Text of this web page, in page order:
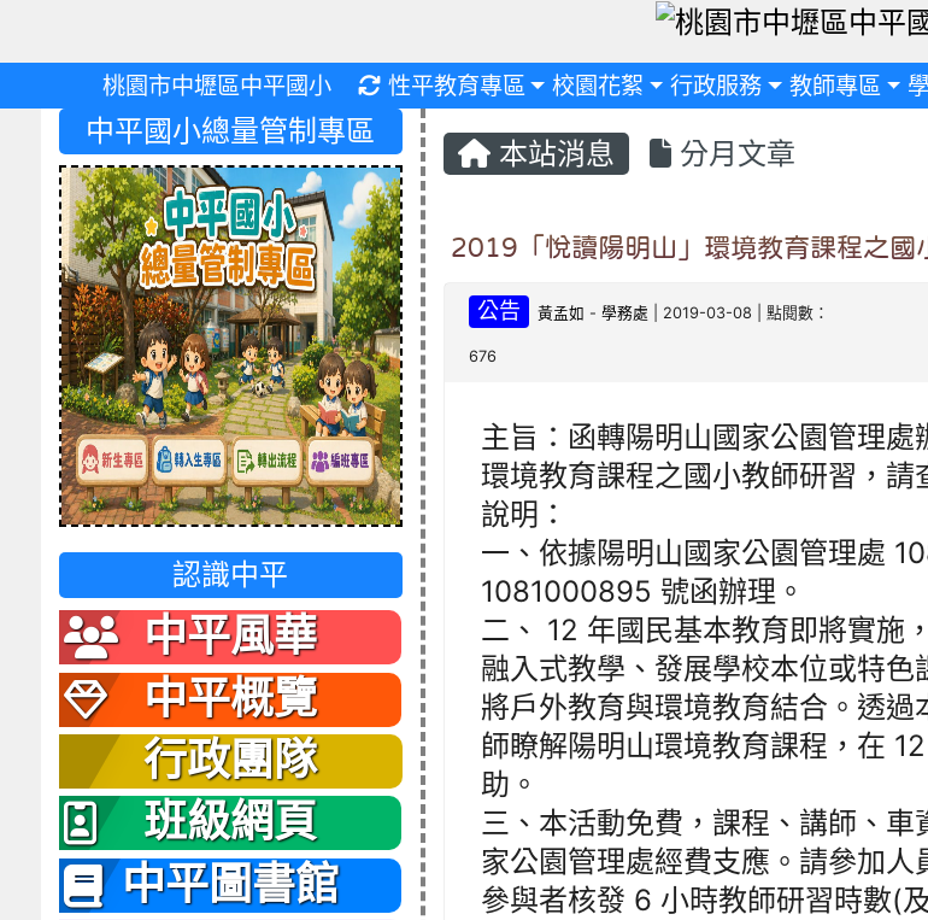
桃園市中壢區中平國小 重新取得佈景設定
性平教育專區 校園花絮 行政服務 教師專區
本站消息 分月文章
2019「悅讀陽明山」環境教育課程之國
公告 黃孟如 -學務處 | 2019-03-08 | 點閱數：
676
主旨：函轉陽明山國家公園管理處
環境教育課程之國小教師研習，請
說明：
一、依據陽明山國家公園管理處
1081000895 號函辦理。
二、 12 年國民基本教育即將實施
融入式教學、發展學校本位或特
將戶外教育與環境教育結合。透
師瞭解陽明山環境教育課程，在
助。
三、本活動免費，課程、講師、車
家公園管理處經費支應。請參加
參與者核發 6 小時教師研習時數(
中平國小總量管制專區
認識中平
中平風華
中平概覽
行政團隊
班級網頁
中平圖書館